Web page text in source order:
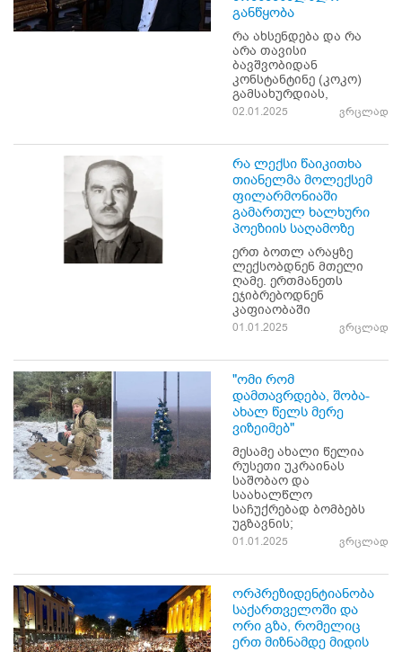
განწყობა
რა ახსენდება და რა
არა თავისი
ბავშვობიდან
კონსტანტინე (კოკო)
გამსახურდიას,
02.01.2025 ვრცლად
რა ლექსი წაიკითხა
თიანელმა მოლექსემ
ფილარმონიაში
გამართულ ხალხური
პოეზიის საღამოზე
ერთ ბოთლ არაყზე
ლექსობდნენ მთელი
ღამე. ერთმანეთს
ეჯიბრებოდნენ
კაფიაობაში
01.01.2025 ვრცლად
"ომი რომ
დამთავრდება, შობა-
ახალ წელს მერე
ვიზეიმებ"
მესამე ახალი წელია
რუსეთი უკრაინას
საშობაო და
საახალწლო
საჩუქრებად ბომბებს
უგზავნის;
01.01.2025 ვრცლად
ორპრეზიდენტიანობა
საქართველოში და
ორი გზა, რომელიც
ერთ მიზნამდე მიდის